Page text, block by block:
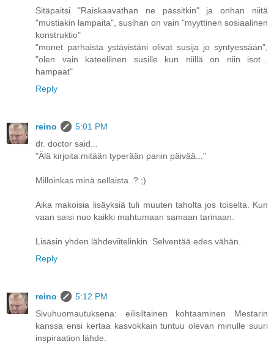
Sitäpaitsi "Raiskaavathan ne pässitkin" ja onhan niitä
"mustiakin lampaita", susihan on vain "myyttinen sosiaalinen
konstruktio"
"monet parhaista ystävistäni olivat susija jo syntyessään",
"olen vain kateellinen susille kun niillä on niin isot...
hampaat"
Reply
reino
5:01 PM
dr. doctor said...
"Älä kirjoita mitään typerään pariin päivää..."
Milloinkas minä sellaista..? ;)
Aika makoisia lisäyksiä tuli muuten taholta jos toiselta. Kun
vaan saisi nuo kaikki mahtumaan samaan tarinaan.
Lisäsin yhden lähdeviitelinkin. Selventää edes vähän.
Reply
reino
5:12 PM
Sivuhuomautuksena: eilisiltainen kohtaaminen Mestarin
kanssa ensi kertaa kasvokkain tuntuu olevan minulle suuri
inspiraation lähde.